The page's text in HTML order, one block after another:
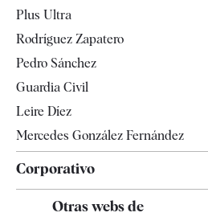
Televisión
Plus Ultra
Rodríguez Zapatero
Pedro Sánchez
Guardia Civil
Leire Díez
Mercedes González Fernández
Corporativo
Contacto
Otras webs de